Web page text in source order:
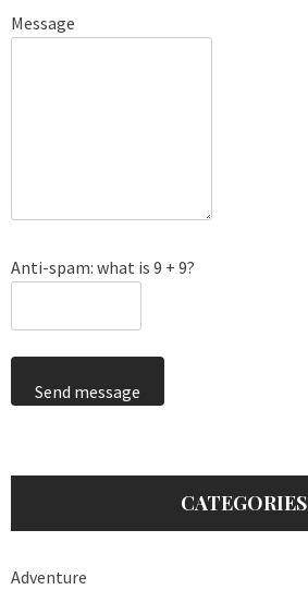
Message
Anti-spam: what is 9 + 9?
Send message
CATEGORIES
Adventure